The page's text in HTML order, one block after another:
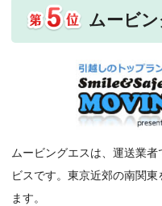
ムービ
ムービングエスは、運送業
ビスです。東京近郊の南関
ます。